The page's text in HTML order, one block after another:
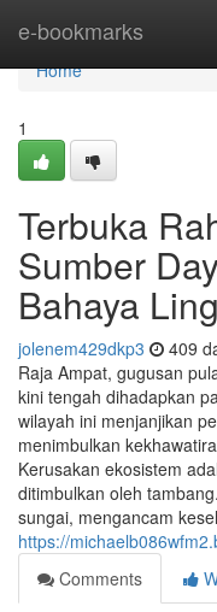
e-bookmarks
Home
Home
1
Terbuka
Sumber
Bahaya
jolenem429dkp3 409
Raja Ampat, gugusan
kini tengah dihadapkan
wilayah ini menjanjikan
menimbulkan
Kerusakan ekosistem
ditimbulkan oleh
sungai, mengancam
https://
Comments